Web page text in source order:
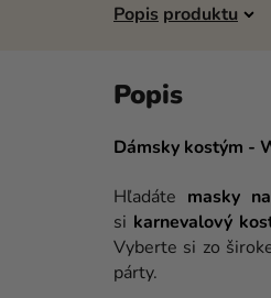
Popis
Dámsky kostým -
Hľadáte masky
si karnevalový
Vyberte si zo
párty.